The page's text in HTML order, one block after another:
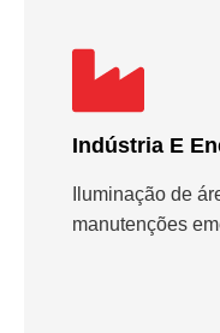
Indústria E
Iluminação de
manutenções